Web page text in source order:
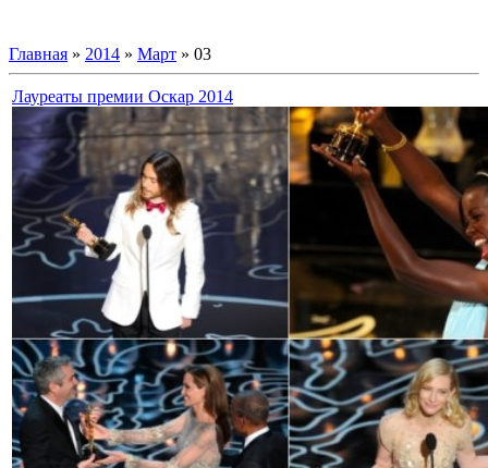
Главная » 2014 » Март » 03
Лауреаты премии Оскар 2014